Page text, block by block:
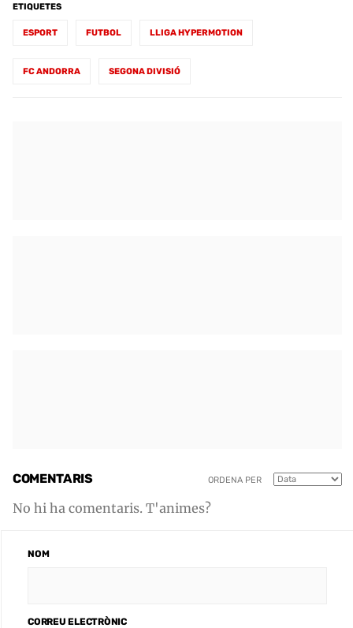
ETIQUETES
ESPORT FUTBOL LLIGA HYPERMOTION
FC ANDORRA SEGONA DIVISIÓ
COMENTARIS ORDENA PER
No hi ha comentaris. T'animes?
NOM
CORREU ELECTRÒNIC